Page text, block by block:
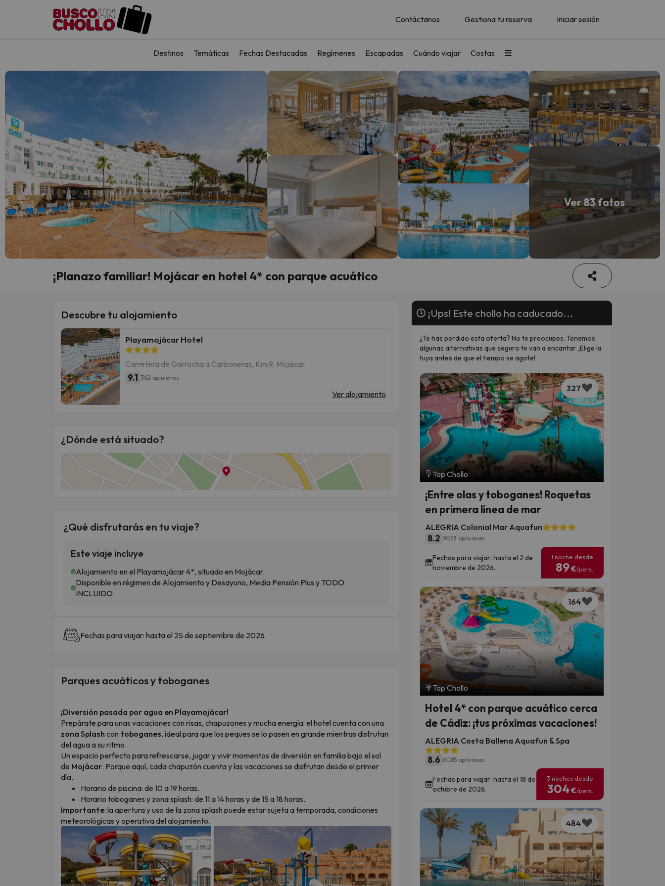
Contáctanos Gestiona tu reserva Iniciar sesión
Destinos Temáticas Fechas Destacadas Regímenes Escapadas Cuándo viajar Costas
Ver 83 fotos
¡Planazo familiar! Mojácar en hotel 4* con parque acuático
Descubre tu alojamiento
Playamojácar Hotel
Carretera de Garrucha a Carboneras, Km.9, Mojácar
9.1 362 opiniones
Ver alojamiento
¿Dónde está situado?
¿Qué disfrutarás en tu viaje?
Este viaje incluye
Alojamiento en el Playamojácar 4*, situado en Mojácar.
Disponible en régimen de Alojamiento y Desayuno, Media Pensión Plus y TODO
INCLUIDO
Fechas para viajar: hasta el 25 de septiembre de 2026.
Parques acuáticos y toboganes
¡Diversión pasada por agua en Playamojácar!
Prepárate para unas vacaciones con risas, chapuzones y mucha energía: el hotel cuenta con una
zona Splash con toboganes, ideal para que los peques se lo pasen en grande mientras disfrutan
del agua a su ritmo.
Un espacio perfecto para refrescarse, jugar y vivir momentos de diversión en familia bajo el sol
de Mojácar. Porque aquí, cada chapuzón cuenta y las vacaciones se disfrutan desde el primer
día.
Horario de piscina: de 10 a 19 horas.
Horario toboganes y zona splash: de 11 a 14 horas y de 15 a 18 horas.
Importante: la apertura y uso de la zona splash puede estar sujeta a temporada, condiciones
meteorológicas y operativa del alojamiento.
¡Ups! Este chollo ha caducado...
¿Te has perdido esta oferta? No te preocupes. Tenemos
algunas alternativas que seguro te van a encantar. ¡Elige la
tuya antes de que el tiempo se agote!
327
Top Chollo
¡Entre olas y toboganes! Roquetas
en primera línea de mar
ALEGRIA Colonial Mar Aquafun
8.2 9053 opiniones
Fechas para viajar: hasta el 2 de
noviembre de 2026.
1 noche desde
89€/pers.
164
Top Chollo
Hotel 4* con parque acuático cerca
de Cádiz: ¡tus próximas vacaciones!
ALEGRIA Costa Ballena Aquafun & Spa
8.6 6085 opiniones
Fechas para viajar: hasta el 18 de
octubre de 2026.
3 noches desde
304€/pers.
484